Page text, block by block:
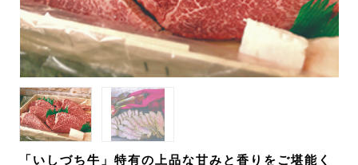
「いしづち牛」特有の上品な甘みと香りをご堪能く